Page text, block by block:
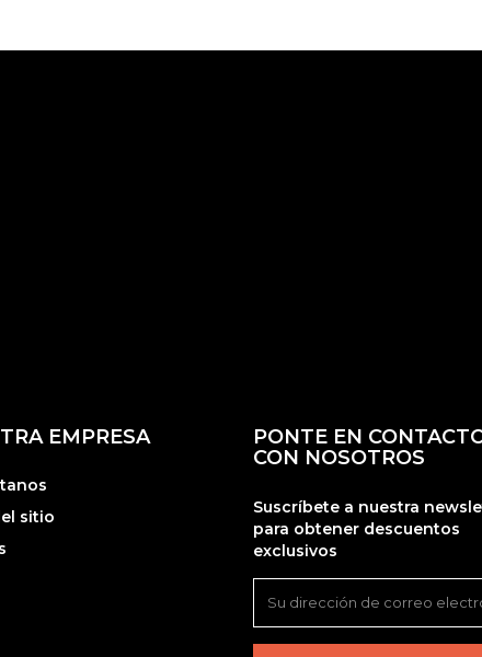
EMPRESA
sitio
PONTE EN
CON NOSOTROS
Suscríbete a nuestra
para obtener descuentos
exclusivos